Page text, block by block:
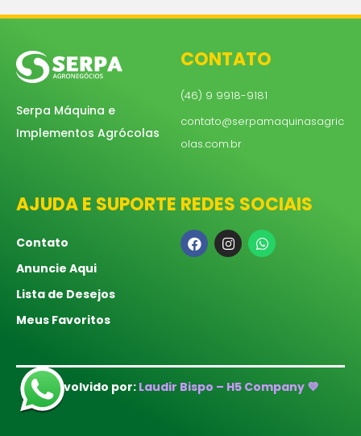
Serpa Máquina e
Implementos Agrócolas
CONTATO
(46) 9 9918-9181
contato@serpamaquinasagric
olas.com.br
AJUDA E SUPORTE
Contato
Anuncie Aqui
Lista de Desejos
Meus Favoritos
REDES SOCIAIS
Desenvolvido por: Laudir Bispo – H5 Company 💜